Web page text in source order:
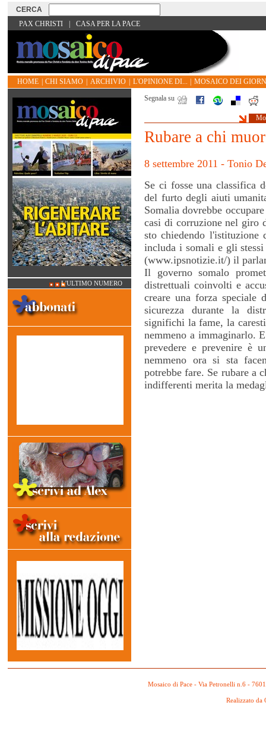
PAX CHRISTI CASA PER LA PACE
HOME CHI SIAMO ARCHIVIO L'OPINIONE DI...
MOSAICO DEI
Segnala su
Rubare a chi
8 settembre 2011 - Tonio
Se ci fosse una classifica
del furto degli aiuti
Somalia dovrebbe
casi di corruzione nel giro
sto chiedendo
includa i somali e gli
(www.ipsnotizie.it/) il
Il governo somalo
distrettuali coinvolti e
creare una forza
sicurezza durante la
significhi la fame, la
nemmeno a immaginarlo.
prevedere e prevenire è
nemmeno ora si sta
potrebbe fare. Se rubare a
indifferenti merita la
L'ULTIMO NUMERO
Mosaico di Pace - Via Petronelli n.6 -
Realizzato